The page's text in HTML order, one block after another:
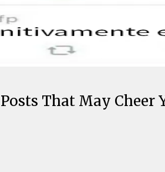
That May Cheer